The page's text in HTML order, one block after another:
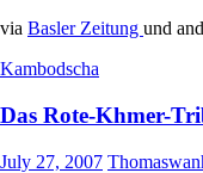
via Basler Zeitung und
Kambodscha
Das Rote-Khmer-
July 27, 2007